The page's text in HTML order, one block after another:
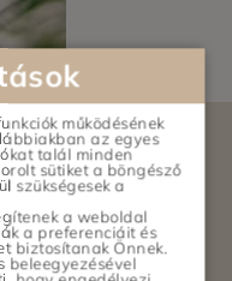
működésének
az egyes
talál minden
sütiket a böngésző
szükségesek a
a weboldal
a preferenciáit és
biztosítanak Önnek.
beleegyezésével